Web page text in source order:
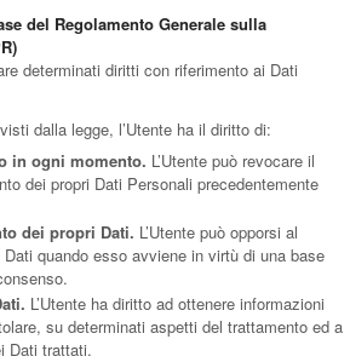
del Regolamento Generale sulla
determinati diritti con riferimento ai Dati
dalla legge, l’Utente ha il diritto di:
in ogni momento. L’Utente può revocare il
dei propri Dati Personali precedentemente
dei propri Dati. L’Utente può opporsi al
quando esso avviene in virtù di una base
L’Utente ha diritto ad ottenere informazioni
su determinati aspetti del trattamento ed a
Dati trattati.